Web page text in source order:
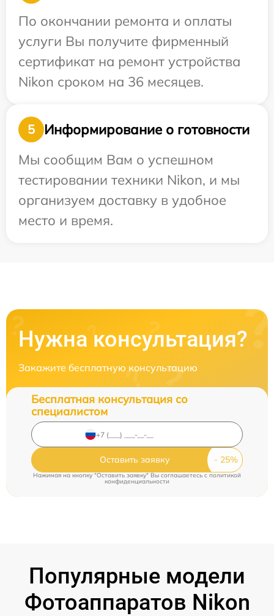
По окончании ремонта и оплаты
услуги Вы получите фирменный
сертификат на ремонт устройства
Nikon сроком на 36 месяцев.
5
Информирование о готовности
Мы сообщим Вам о успешном
тестировании техники Nikon, и мы
организуем доставку в удобное
место и время.
Нужна консультация?
Закажите бесплатную консультацию
Бесплатная консультация со
специалистом
Оставить заявку
Нажимая на кнопку "Оставить заявку" Вы соглашаетесь cполитикой
конфиденциальности
Популярные модели
Фотоаппаратов Nikon